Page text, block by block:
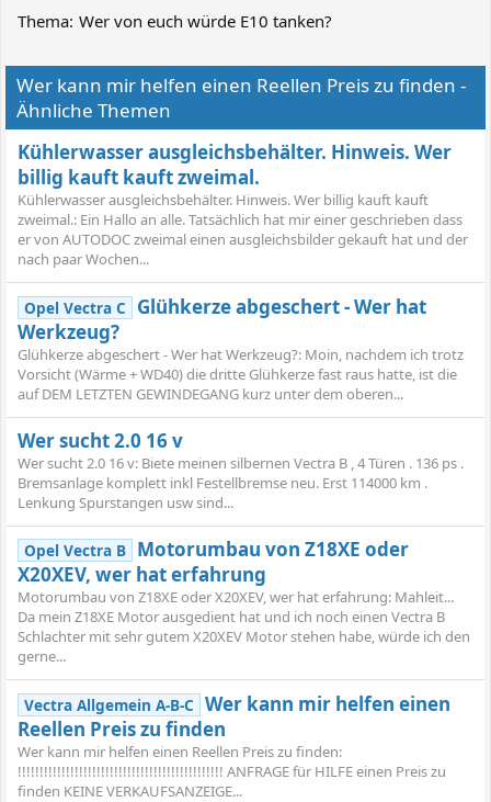
Thema: Wer von euch würde E10 tanken?
Wer kann mir helfen einen Reellen Preis zu finden -
Ähnliche Themen
Kühlerwasser ausgleichsbehälter. Hinweis. Wer
billig kauft kauft zweimal.
Kühlerwasser ausgleichsbehälter. Hinweis. Wer billig kauft kauft
zweimal.: Ein Hallo an alle. Tatsächlich hat mir einer geschrieben dass
er von AUTODOC zweimal einen ausgleichsbilder gekauft hat und der
nach paar Wochen...
Opel Vectra C
Glühkerze abgeschert - Wer hat
Werkzeug?
Glühkerze abgeschert - Wer hat Werkzeug?: Moin, nachdem ich trotz
Vorsicht (Wärme + WD40) die dritte Glühkerze fast raus hatte, ist die
auf DEM LETZTEN GEWINDEGANG kurz unter dem oberen...
Wer sucht 2.0 16 v
Wer sucht 2.0 16 v: Biete meinen silbernen Vectra B , 4 Türen . 136 ps .
Bremsanlage komplett inkl Festellbremse neu. Erst 114000 km .
Lenkung Spurstangen usw sind...
Opel Vectra B Motorumbau von Z18XE oder
X20XEV, wer hat erfahrung
Motorumbau von Z18XE oder X20XEV, wer hat erfahrung: Mahleit...
Da mein Z18XE Motor ausgedient hat und ich noch einen Vectra B
Schlachter mit sehr gutem X20XEV Motor stehen habe, würde ich den
gerne...
Vectra Allgemein A-B-C Wer kann mir helfen einen
Reellen Preis zu finden
Wer kann mir helfen einen Reellen Preis zu finden:
!!!!!!!!!!!!!!!!!!!!!!!!!!!!!!!!!!!!!!!!!!!!!!! ANFRAGE für HILFE einen Preis zu
finden KEINE VERKAUFSANZEIGE...